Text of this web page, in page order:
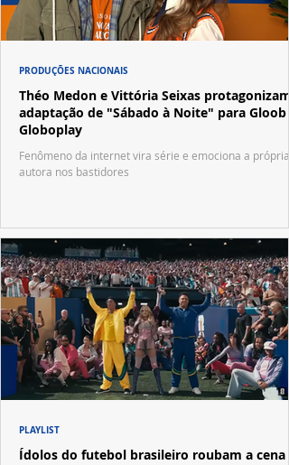
Théo Medon e Vittória Seixas protagonizam
adaptação de "Sábado à Noite" para Gloob e
Globoplay
Fenômeno da internet vira série e emociona a própria
autora nos bastidores
PRODUÇÕES NACIONAIS
Ídolos do futebol brasileiro roubam a cena
PLAYLIST